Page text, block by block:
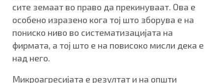
сите земаат во право да прекинуваат. Ова е
особено изразено кога тој што зборува е на
пониско ниво во систематизацијата на
фирмата, а тој што е на повисоко мисли дека е
над него.
Микроагресијата е резултат и на општи